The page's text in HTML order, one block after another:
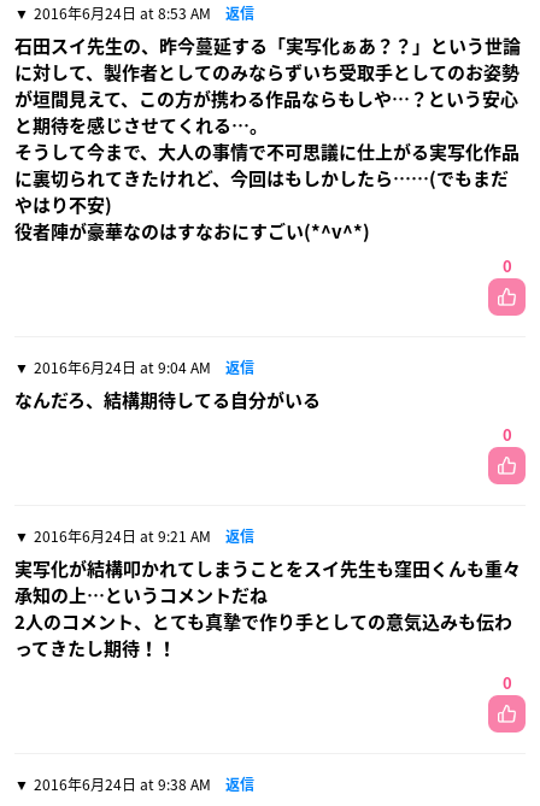
2016年6月24日 at 8:53 AM 返信
石田スイ先生の、昨今蔓延する「実写化ぁあ？？」という世論
に対して、製作者としてのみならずいち受取手としてのお姿勢
が垣間見えて、この方が携わる作品ならもしや…？という安心
と期待を感じさせてくれる…。
そうして今まで、大人の事情で不可思議に仕上がる実写化作品
に裏切られてきたけれど、今回はもしかしたら……(でもまだ
やはり不安)
役者陣が豪華なのはすなおにすごい(*^v^*)
0
2016年6月24日 at 9:04 AM 返信
なんだろ、結構期待してる自分がいる
0
2016年6月24日 at 9:21 AM 返信
実写化が結構叩かれてしまうことをスイ先生も窪田くんも重々
承知の上…というコメントだね
2人のコメント、とても真摯で作り手としての意気込みも伝わ
ってきたし期待！！
0
2016年6月24日 at 9:38 AM 返信